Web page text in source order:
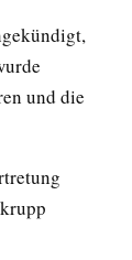
und die